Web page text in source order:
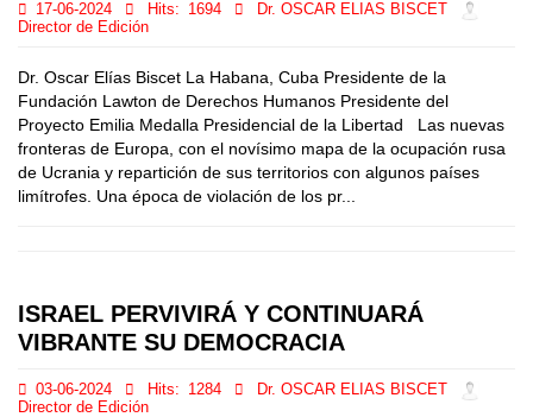
17-06-2024 Hits: 1694
Dr. OSCAR ELIAS BISCET
Director de Edición
Dr. Oscar Elías Biscet La Habana, Cuba Presidente de la
Fundación Lawton de Derechos Humanos Presidente del
Proyecto Emilia Medalla Presidencial de la Libertad Las nuevas
fronteras de Europa, con el novísimo mapa de la ocupación rusa
de Ucrania y repartición de sus territorios con algunos países
limítrofes. Una época de violación de los pr...
ISRAEL PERVIVIRÁ Y CONTINUARÁ
VIBRANTE SU DEMOCRACIA
03-06-2024 Hits: 1284
Dr. OSCAR ELIAS BISCET
Director de Edición